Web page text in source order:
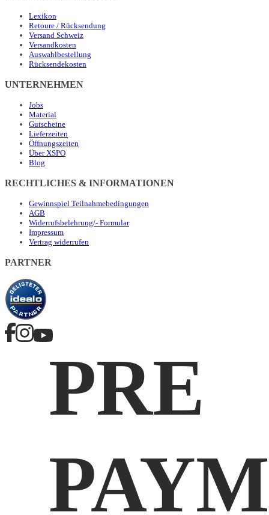
Lexikon
Retoure / Rücksendung
Versand Schweiz
Versandkosten
Auswahlbestellung
Rücksendekosten
UNTERNEHMEN
Jobs
Material
Gutscheine
Lieferzeiten
Öffnungszeiten
Über XSPO
Blog
RECHTLICHES & INFORMATIONEN
Gewinnspiel Teilnahmebedingungen
AGB
Widerrufsbelehrung/- Formular
Impressum
Vertrag widerrufen
PARTNER